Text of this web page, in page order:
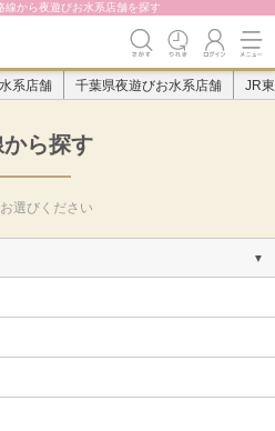
線から夜遊びお水系店舗を探す
系店舗 千葉県夜遊びお水系店舗 JR
から探す
選びください